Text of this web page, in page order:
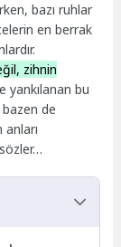
bazı ruhlar
en berrak
zihnin
yankılanan bu
bazen de